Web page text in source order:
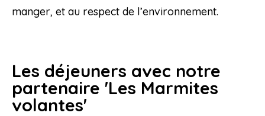
manger, et au respect de l’environnement.
Les déjeuners avec notre
partenaire 'Les Marmites
volantes'